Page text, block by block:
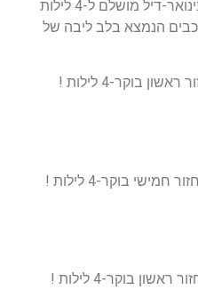
החל מ- 1590 ₪ לאדם!!! פראג בינואר-דיל מושלם ל-4 לילות
תעופה ישראלית ומלון 5 כוכבים הנמצא בלב ליבה של